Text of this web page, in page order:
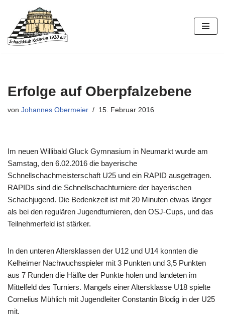
Zum
Inhalt
Erfolge auf Oberpfalzebene
von Johannes Obermeier 15. Februar 2016
Im neuen Willibald Gluck Gymnasium in Neumarkt wurde am
Samstag, den 6.02.2016 die bayerische
Schnellschachmeisterschaft U25 und ein RAPID ausgetragen.
RAPIDs sind die Schnellschachturniere der bayerischen
Schachjugend. Die Bedenkzeit ist mit 20 Minuten etwas länger
als bei den regulären Jugendturnieren, den OSJ-Cups, und das
Teilnehmerfeld ist stärker.
In den unteren Altersklassen der U12 und U14 konnten die
Kelheimer Nachwuchsspieler mit 3 Punkten und 3,5 Punkten
aus 7 Runden die Hälfte der Punkte holen und landeten im
Mittelfeld des Turniers. Mangels einer Altersklasse U18 spielte
Cornelius Mühlich mit Jugendleiter Constantin Blodig in der U25
mit.